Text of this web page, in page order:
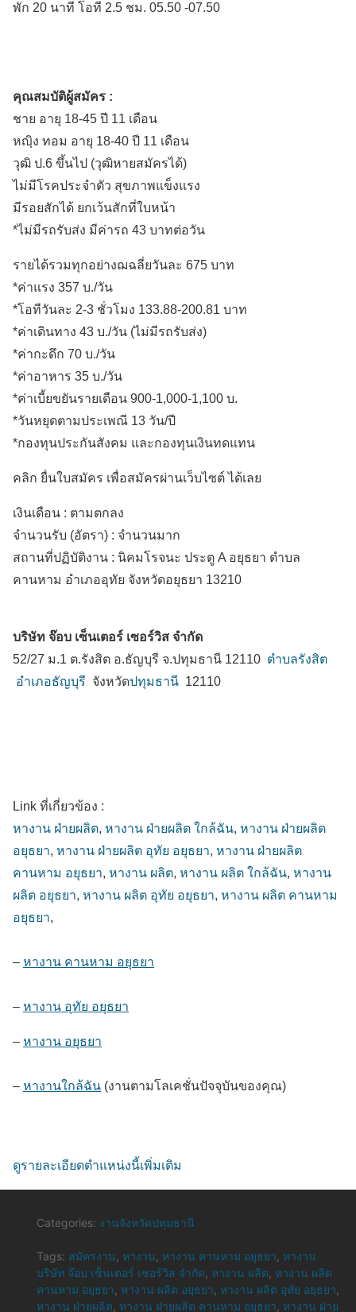
พัก 20 นาที โอที 2.5 ชม. 05.50 -07.50
คุณสมบัติผู้สมัคร :
ชาย อายุ 18-45 ปี 11 เดือน
หญฺิง ทอม อายุ 18-40 ปี 11 เดือน
วุฒิ ป.6 ขึ้นไป (วุฒิหายสมัครได้)
ไม่มีโรคประจำตัว สุขภาพแข็งแรง
มีรอยสักได้ ยกเว้นสักที่ใบหน้า
*ไม่มีรถรับส่ง มีค่ารถ 43 บาทต่อวัน
รายได้รวมทุกอย่างฌฉลี่ยวันละ 675 บาท
*ค่าแรง 357 บ./วัน
*โอทีวันละ 2-3 ชั่วโมง 133.88-200.81 บาท
*ค่าเดินทาง 43 บ./วัน (ไม่มีรถรับส่ง)
*ค่ากะดึก 70 บ./วัน
*ค่าอาหาร 35 บ./วัน
*ค่าเบี้ยขยันรายเดือน 900-1,000-1,100 บ.
*วันหยุดตามประเพณี 13 วัน/ปี
*กองทุนประกันสังคม และกองทุนเงินทดแทน
คลิก ยื่นใบสมัคร เพื่อสมัครผ่านเว็บไซต์ ได้เลย
เงินเดือน : ตามตกลง
จำนวนรับ (อัตรา) : จำนวนมาก
สถานที่ปฏิบัติงาน : นิคมโรจนะ ประตู A อยุธยา ตำบล
คานหาม อำเภออุทัย จังหวัดอยุธยา 13210
บริษัท จ๊อบ เซ็นเตอร์ เซอร์วิส จำกัด
52/27 ม.1 ต.รังสิต อ.ธัญบุรี จ.ปทุมธานี 12110 ตำบลรังสิต
อำเภอธัญบุรี จังหวัดปทุมธานี 12110
Link ที่เกี่ยวข้อง :
หางาน ฝ่ายผลิต, หางาน ฝ่ายผลิต ใกล้ฉัน, หางาน ฝ่ายผลิต
อยุธยา, หางาน ฝ่ายผลิต อุทัย อยุธยา, หางาน ฝ่ายผลิต
คานหาม อยุธยา, หางาน ผลิต, หางาน ผลิต ใกล้ฉัน, หางาน
ผลิต อยุธยา, หางาน ผลิต อุทัย อยุธยา, หางาน ผลิต คานหาม
อยุธยา,
– หางาน คานหาม อยุธยา
– หางาน อุทัย อยุธยา
– หางาน อยุธยา
– หางานใกล้ฉัน (งานตามโลเคชั่นปัจจุบันของคุณ)
ดูรายละเอียดตำแหน่งนี้เพิ่มเติม
Categories: งานจังหวัดปทุมธานี
Tags: สมัครงาน หางาน หางาน คานหาม อยุธยา หางาน
บริษัท จ๊อบ เซ็นเตอร์ เซอร์วิส จำกัด หางาน ผลิต หางาน ผลิต
คานหาม อยุธยา หางาน ผลิต อยุธยา หางาน ผลิต อุทัย อยุธยา
หางาน ฝ่ายผลิต หางาน ฝ่ายผลิต คานหาม อยุธยา หางาน ฝ่าย